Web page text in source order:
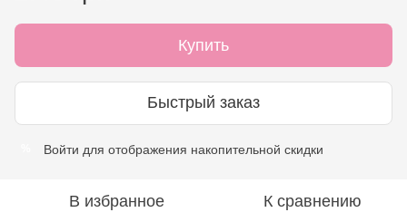
Купить
Быстрый заказ
Войти для отображения накопительной скидки
В избранное К сравнению